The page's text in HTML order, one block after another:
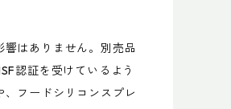
はありません。別売品
認証を受けているよう
フードシリコンスプレ